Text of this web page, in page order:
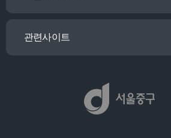
관련사이트